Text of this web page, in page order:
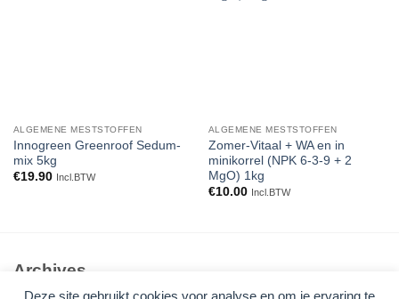
Deze site gebruikt cookies voor analyse en om je ervaring te
ALGEMENE MESTSTOFFEN
Innogreen Greenroof Sedum-
mix 5kg
€19.90 Incl.BTW
ALGEMENE MESTSTOFFEN
Zomer-Vitaal + WA en in
minikorrel (NPK 6-3-9 + 2
MgO) 1kg
€10.00 Incl.BTW
Archives